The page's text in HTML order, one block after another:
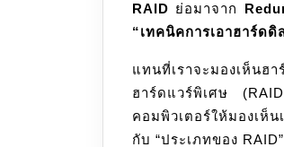
RAID ย่อมาจาก
“เทคนิคการเอาฮาร์ด
แทนที่เราจะมองเห็นฮ
ฮาร์ดแวร์พิเศษ
คอมพิวเตอร์ให้มองเห็น
กับ “ประเภทของ